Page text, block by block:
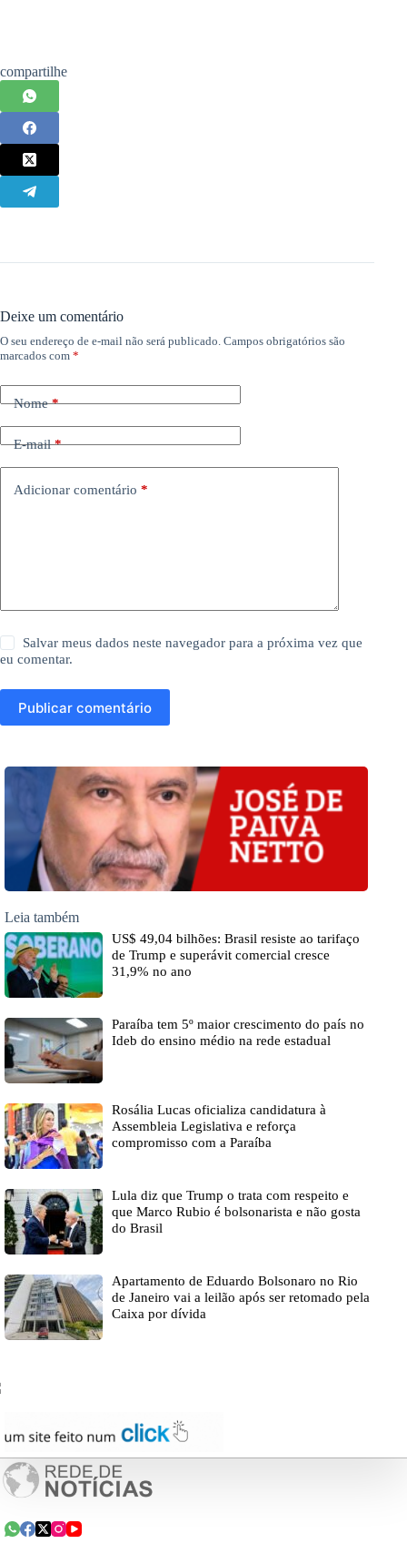
compartilhe
Deixe um comentário
O seu endereço de e-mail não será publicado. Campos obrigatórios são
marcados com *
Nome*
E-mail*
Adicionar comentário *
Salvar meus dados neste navegador para a próxima vez que
eu comentar.
Publicar comentário
Leia também
US$ 49,04 bilhões: Brasil resiste ao tarifaço
de Trump e superávit comercial cresce
31,9% no ano
Paraíba tem 5º maior crescimento do país no
Ideb do ensino médio na rede estadual
Rosália Lucas oficializa candidatura à
Assembleia Legislativa e reforça
compromisso com a Paraíba
Lula diz que Trump o trata com respeito e
que Marco Rubio é bolsonarista e não gosta
do Brasil
Apartamento de Eduardo Bolsonaro no Rio
de Janeiro vai a leilão após ser retomado pela
Caixa por dívida